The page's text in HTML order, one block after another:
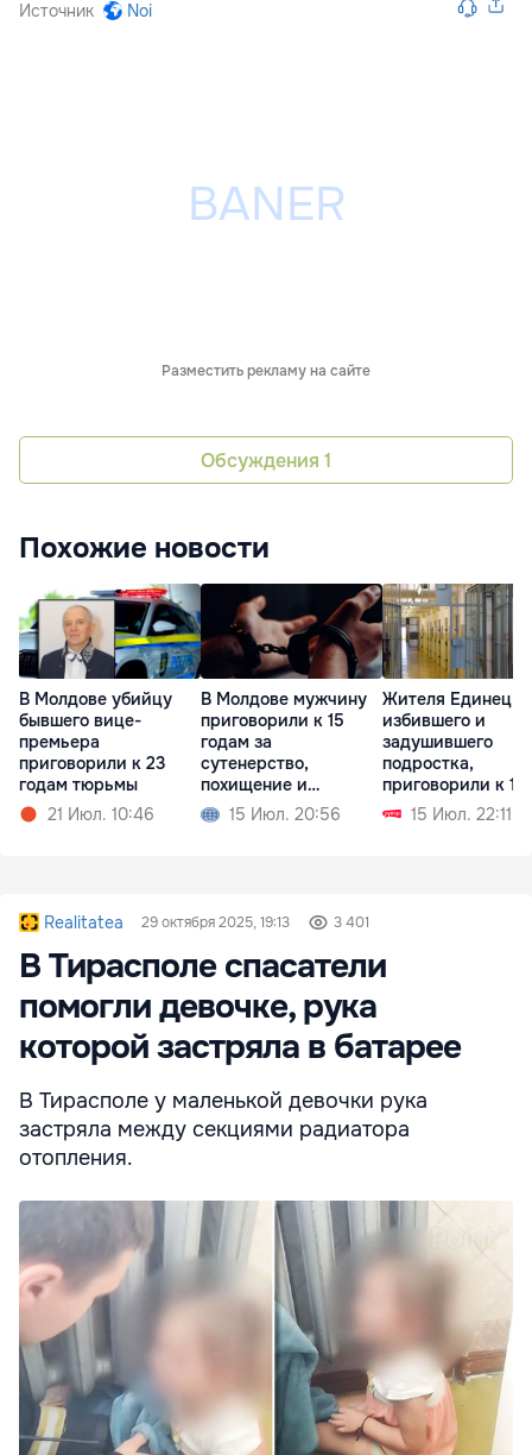
Источник Noi
Разместить рекламу на сайте
Обсуждения 1
Похожие новости
В Молдове убийцу
бывшего вице-
премьера
приговорили к 23
годам тюрьмы
21 Июл. 10:46
В Молдове мужчину
приговорили к 15
годам за
сутенерство,
похищение и
изнасилование
15 Июл. 20:56
Жителя Единец,
избившего и
задушившего
подростка,
приговорили к 18
годам тюрьмы
15 Июл. 22:11
Realitatea 29 октября 2025, 19:13 3 401
В Тирасполе спасатели
помогли девочке, рука
которой застряла в батарее
В Тирасполе у маленькой девочки рука
застряла между секциями радиатора
отопления.